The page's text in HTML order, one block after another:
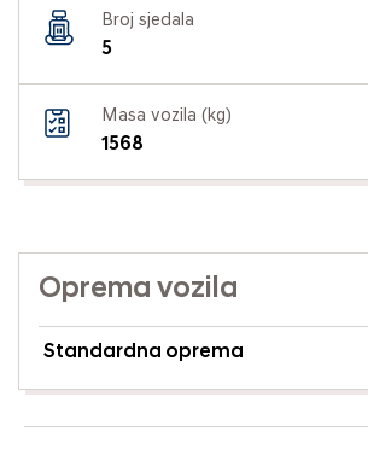
Broj sjedala
5
Masa vozila (kg)
1568
Oprema vozila
Standardna oprema